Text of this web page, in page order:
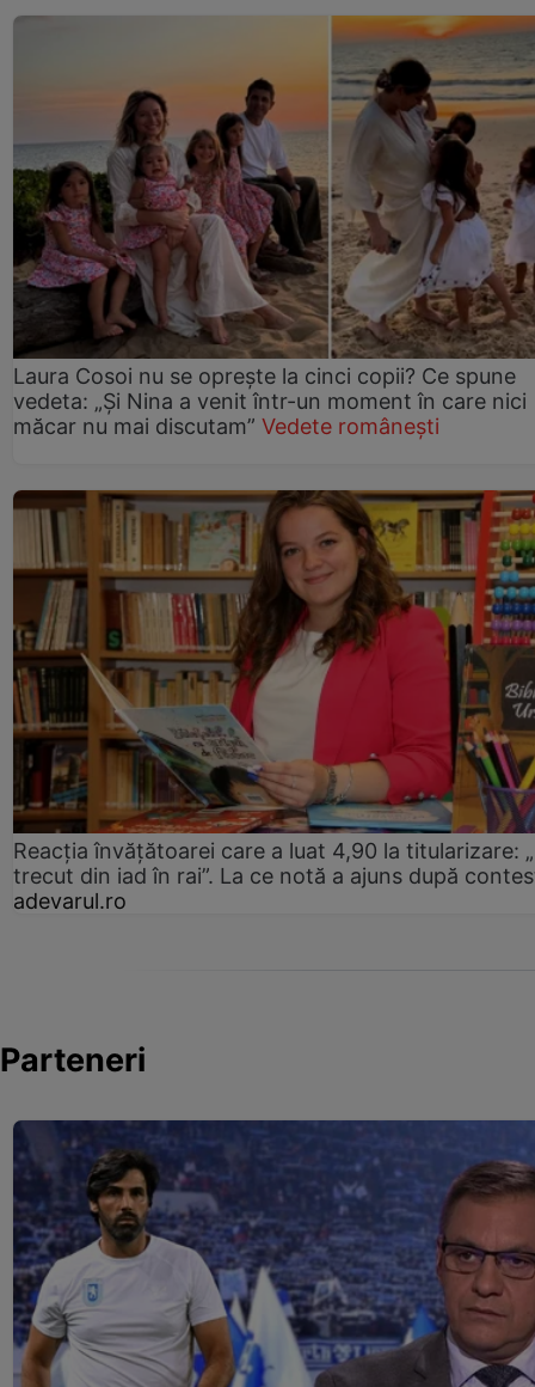
Laura Cosoi nu se oprește la cinci copii? Ce spune
vedeta: „Și Nina a venit într-un moment în care nici
măcar nu mai discutam” Vedete românești
Reacția învățătoarei care a luat 4,90 la titularizare:
trecut din iad în rai”. La ce notă a ajuns după
adevarul.ro
Parteneri